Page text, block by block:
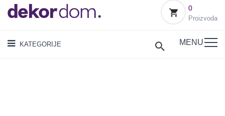
0
Proizvoda
KATEGORIJE MENU